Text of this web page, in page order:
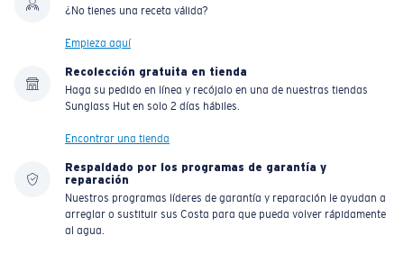
¿No tienes una receta válida?
Empieza aquí
Recolección gratuita en tienda
Haga su pedido en línea y recójalo en una de nuestras tiendas
Sunglass Hut en solo 2 días hábiles.
Encontrar una tienda
Respaldado por los programas de garantía y
reparación
Nuestros programas líderes de garantía y reparación le ayudan a
arreglar o sustituir sus Costa para que pueda volver rápidamente
al agua.